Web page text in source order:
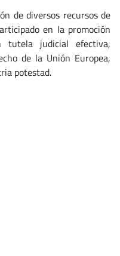
de diversos recursos de
en la promoción
judicial efectiva,
de la Unión Europea,
potestad.